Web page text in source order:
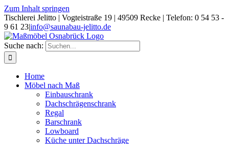
Zum Inhalt springen
Tischlerei Jelitto | Vogteistraße 19 | 49509 Recke | Telefon: 0 54 53 -
9 61 23|info@saunabau-jelitto.de
Suche nach:
Home
Möbel nach Maß
Einbauschrank
Dachschrägenschrank
Regal
Barschrank
Lowboard
Küche unter Dachschräge